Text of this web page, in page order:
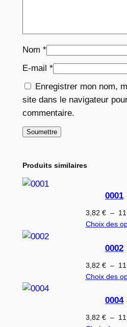
Nom *
E-mail *
Enregistrer mon nom,
site dans le navigateur
commentaire.
Produits similaires
0001
3,82 € –
Choix des
0002
3,82 € –
Choix des
0004
3,82 € –